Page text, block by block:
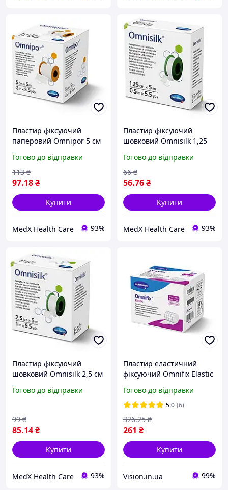
Пластир фіксуючий
паперовий Omnipor 5 см
Готово до відправки
97.18₴
113 ₴
Купити
MedX Health Care 93%
Пластир фіксуючий
шовковий Omnisilk 1,25
Готово до відправки
56.76₴
66 ₴
Купити
MedX Health Care 93%
Пластир фіксуючий
шовковий Omnisilk 2,5 см
Готово до відправки
85.14₴
99 ₴
Купити
MedX Health Care 93%
Пластир еластичний
фіксуючий Omnifix Elastic
нетканій основі
Готово до відправки
5.0 (6)
261 ₴
326.25 ₴
Купити
Vision.in.ua 99%